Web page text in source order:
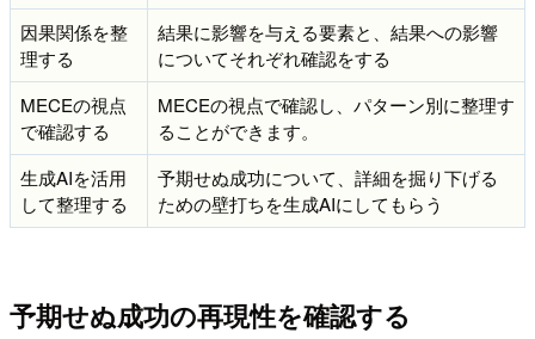
因果関係を整
理する
結果に影響を与える要素と、結果への影響
についてそれぞれ確認をする
MECEの視点
で確認する
MECEの視点で確認し、パターン別に整理す
ることができます。
生成AIを活用
して整理する
予期せぬ成功について、詳細を掘り下げる
ための壁打ちを生成AIにしてもらう
予期せぬ成功の再現性を確認する